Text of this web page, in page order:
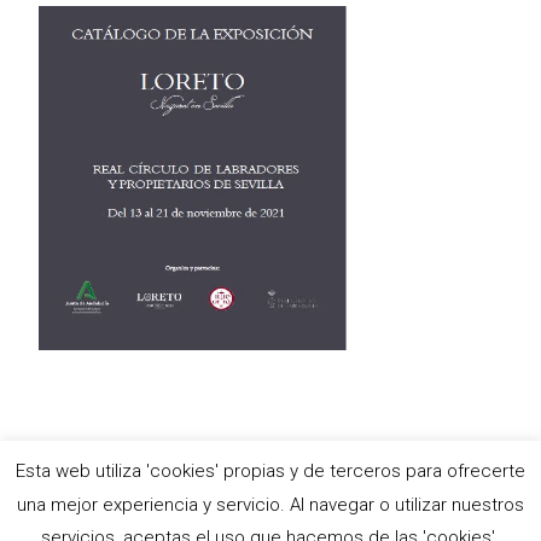
Copyright © Antigua e Ilustre Hermandad del Santísimo Sacramento,
Esta web utiliza 'cookies' propias y de terceros para ofrecerte
una mejor experiencia y servicio. Al navegar o utilizar nuestros